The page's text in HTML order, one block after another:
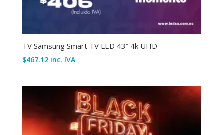
TV Samsung Smart TV LED 43” 4k UHD
$467.12 inc. IVA